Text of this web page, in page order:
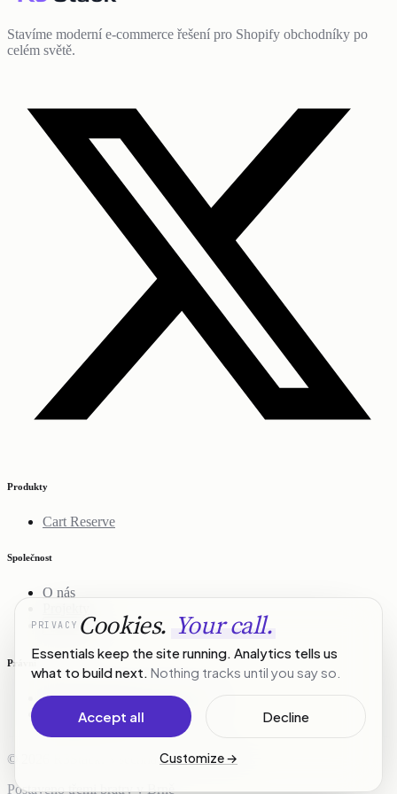
Stavíme moderní e-commerce řešení pro Shopify obchodníky po
celém světě.
Produkty
Cart Reserve
Společnost
O nás
Kontakt
Právní
Zásady ochrany osobních údajů
Podmínky služby
© 2026 R3Stack. Všechna práva vyhrazena.
Postaveno třemi bratry v Brně
PRIVACY Cookies. Your call.
Essentials keep the site running. Analytics tells us
what to build next. Nothing tracks until you say so.
Accept all Decline
Customize→